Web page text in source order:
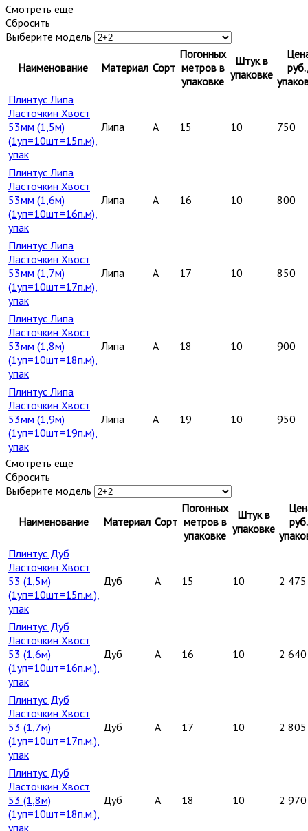
Смотреть ещё
Сбросить
Выберите модель
Наименование Материал Сорт
Погонных
метров в
упаковке
Штук в
упаковке
Плинтус Липа
Ласточкин Хвост
53мм (1,5м)
(1уп=10шт=15п.м),
упак
Липа A 15 10 750
Плинтус Липа
Ласточкин Хвост
53мм (1,6м)
(1уп=10шт=16п.м),
упак
Липа A 16 10 800
Плинтус Липа
Ласточкин Хвост
53мм (1,7м)
(1уп=10шт=17п.м),
упак
Липа A 17 10 850
Плинтус Липа
Ласточкин Хвост
53мм (1,8м)
(1уп=10шт=18п.м),
упак
Липа A 18 10 900
Плинтус Липа
Ласточкин Хвост
53мм (1,9м)
(1уп=10шт=19п.м),
упак
Липа A 19 10 950
Смотреть ещё
Сбросить
Выберите модель
Наименование Материал Сорт
Погонных
метров в
упаковке
Штук в
упаковке
Плинтус Дуб
Ласточкин Хвост
53 (1,5м)
(1уп=10шт=15п.м.),
упак
Дуб A 15 10 2 475
Плинтус Дуб
Ласточкин Хвост
53 (1,6м)
(1уп=10шт=16п.м.),
упак
Дуб A 16 10 2 640
Плинтус Дуб
Ласточкин Хвост
53 (1,7м)
(1уп=10шт=17п.м.),
упак
Дуб A 17 10 2 805
Плинтус Дуб
Ласточкин Хвост
53 (1,8м)
(1уп=10шт=18п.м.),
упак
Дуб A 18 10 2 970